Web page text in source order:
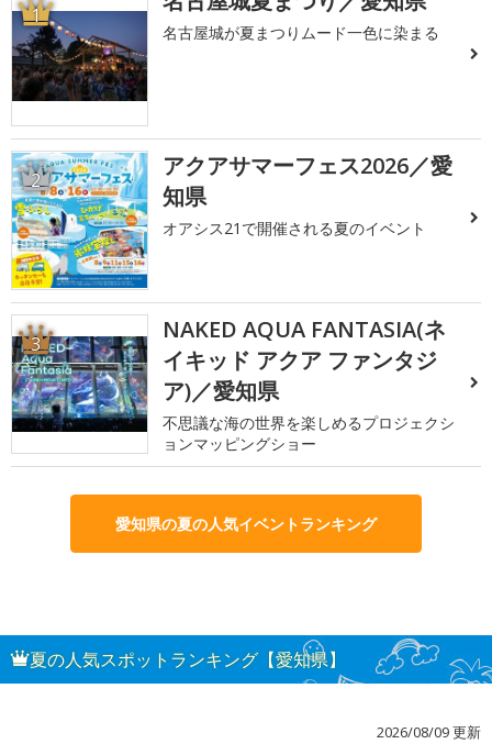
1
名古屋城が夏まつりムード一色に染まる
2
アクアサマーフェス2026／愛
知県
オアシス21で開催される夏のイベント
3
NAKED AQUA FANTASIA(ネ
イキッド アクア ファンタジ
ア)／愛知県
不思議な海の世界を楽しめるプロジェクシ
ョンマッピングショー
愛知県の夏の人気イベントランキング
夏の人気スポットランキング【愛知県】
2026/08/09 更新